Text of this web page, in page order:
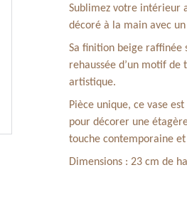
Sublimez votre intérieur
décoré à la main avec
Sa finition beige raffinée
rehaussée d’un motif
artistique.
Pièce unique, ce vase
pour décorer une
touche contemporaine
Dimensions : 23 cm de